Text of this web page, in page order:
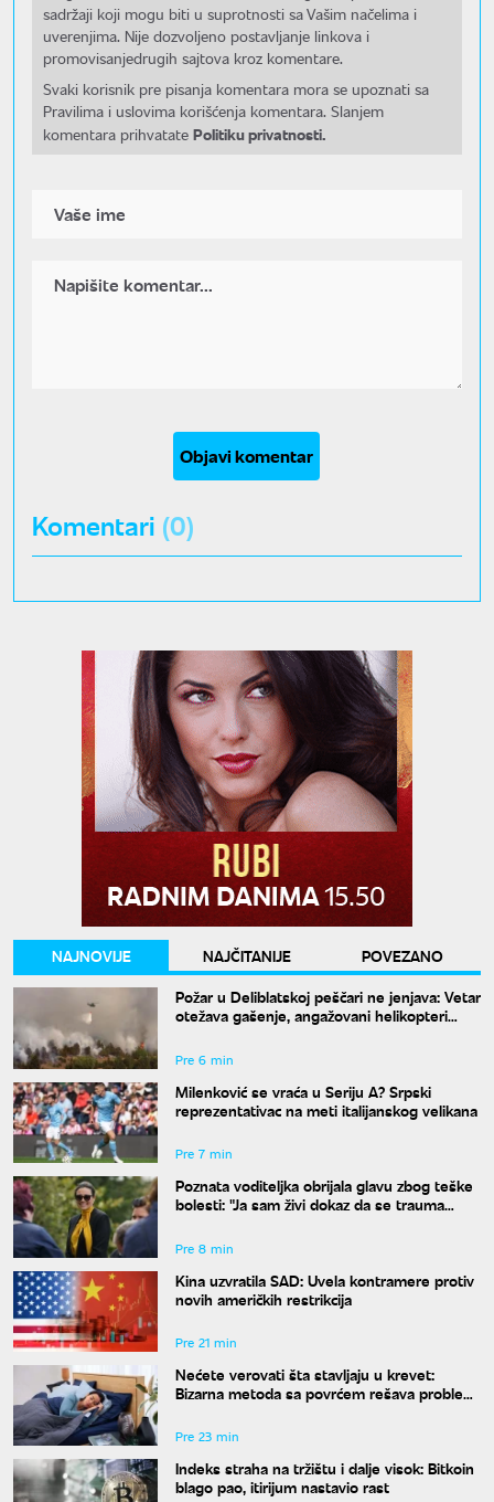
sadržaji koji mogu biti u suprotnosti sa Vašim načelima i
uverenjima. Nije dozvoljeno postavljanje linkova i
promovisanjedrugih sajtova kroz komentare.
Svaki korisnik pre pisanja komentara mora se upoznati sa
Pravilima i uslovima korišćenja komentara. Slanjem
komentara prihvatate Politiku privatnosti.
Objavi komentar
Komentari (0)
NAJNOVIJE NAJČITANIJE
POVEZANO
Požar u Deliblatskoj peščari ne jenjava: Vetar
otežava gašenje, angažovani helikopteri
Pre 6 min
Milenković se vraća u Seriju A? Srpski
reprezentativac na meti italijanskog velikana
Pre 7 min
Poznata voditeljka obrijala glavu zbog teške
bolesti: "Ja sam živi dokaz da se trauma
Pre 8 min
Kina uzvratila SAD: Uvela kontramere protiv
novih američkih restrikcija
Pre 21 min
Nećete verovati šta stavljaju u krevet:
Bizarna metoda sa povrćem rešava problem
Pre 23 min
Indeks straha na tržištu i dalje visok: Bitkoin
blago pao, itirijum nastavio rast